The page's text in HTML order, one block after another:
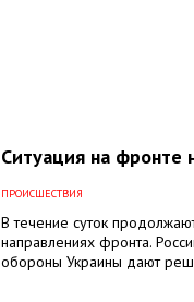
Ситуация на фронте
ПРОИСШЕСТВИЯ
В течение суток
направлениях фронта.
обороны Украины дают